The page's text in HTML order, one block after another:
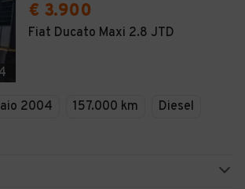
€ 3.900
Fiat Ducato Maxi 2.8 JTD
2004 157.000 km
Diesel